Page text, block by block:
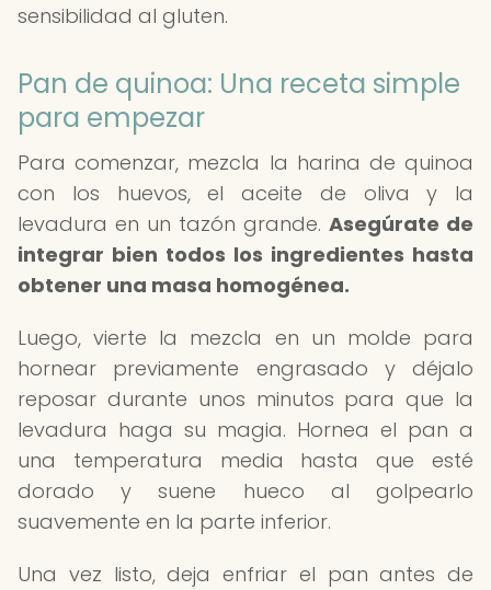
sensibilidad al gluten.
Pan de quinoa: Una receta simple
para empezar
Para comenzar, mezcla la harina de quinoa
con los huevos, el aceite de oliva y la
levadura en un tazón grande. Asegúrate de
integrar bien todos los ingredientes hasta
obtener una masa homogénea.
Luego, vierte la mezcla en un molde para
hornear previamente engrasado y déjalo
reposar durante unos minutos para que la
levadura haga su magia. Hornea el pan a
una temperatura media hasta que esté
dorado y suene hueco al golpearlo
suavemente en la parte inferior.
Una vez listo, deja enfriar el pan antes de